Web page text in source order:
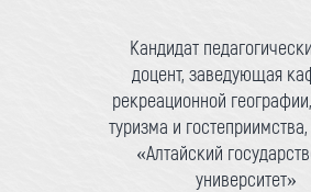
Кандидат
доцент, заведующая
рекреационной
туризма и
«Алтайский
университет»